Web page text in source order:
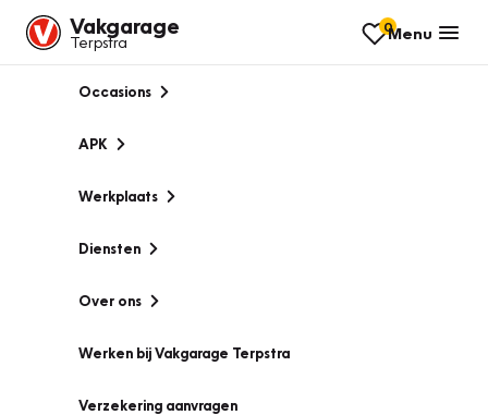
Vakgarage
Terpstra
0Menu
Occasions
APK
Werkplaats
Diensten
Over ons
Werken bij Vakgarage Terpstra
Verzekering aanvragen